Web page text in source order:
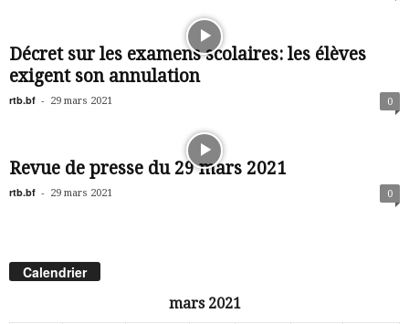
Décret sur les examens scolaires: les élèves
exigent son annulation
rtb.bf - 29 mars 2021 0
Revue de presse du 29 mars 2021
rtb.bf - 29 mars 2021 0
Calendrier
mars 2021